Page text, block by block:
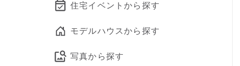
住宅イベントから探す
モデルハウスから探す
写真から探す